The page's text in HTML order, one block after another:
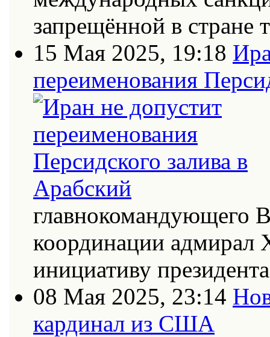
запрещённой в стране
15 Мая 2025, 19:18
переименования
главнокомандующего
координации адмирал
инициативу
08 Мая 2025, 23:14
кардинал из США